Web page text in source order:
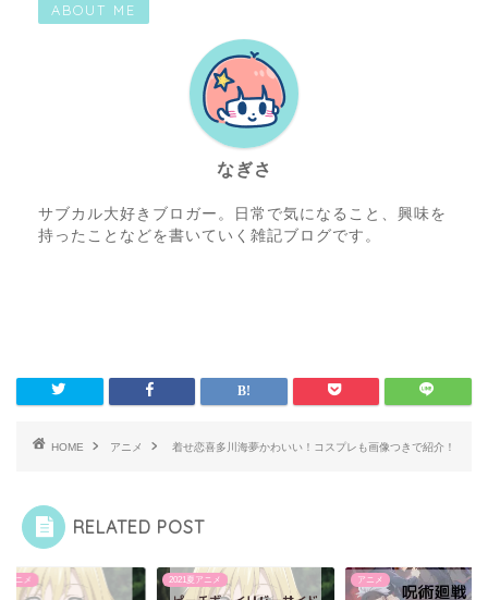
ABOUT ME
なぎさ
サブカル大好きブロガー。日常で気になること、興味を
持ったことなどを書いていく雑記ブログです。
HOME アニメ 着せ恋喜多川海夢かわいい！コスプレも画像つきで紹介！
RELATED POST
アニメ 2021夏アニメ アニメ